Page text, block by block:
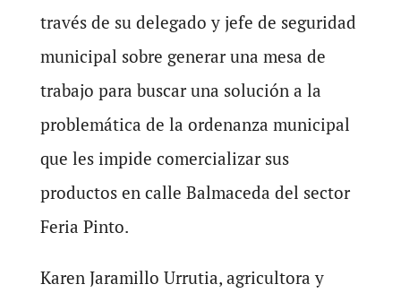
través de su delegado y jefe de seguridad
municipal sobre generar una mesa de
trabajo para buscar una solución a la
problemática de la ordenanza municipal
que les impide comercializar sus
productos en calle Balmaceda del sector
Feria Pinto.
Karen Jaramillo Urrutia, agricultora y